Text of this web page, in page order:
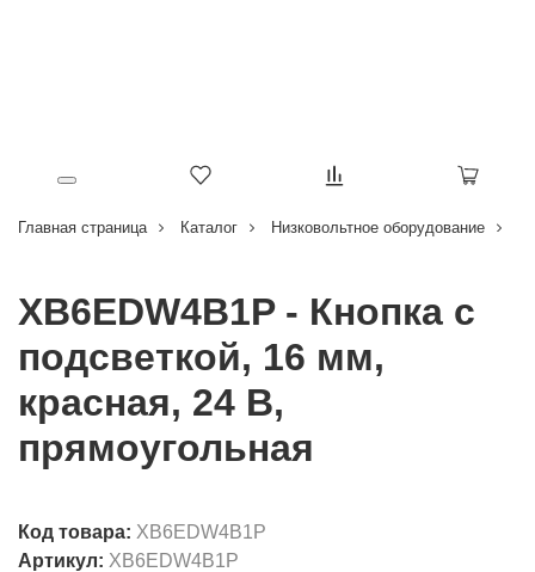
Главная страница Каталог Низковольтное оборудование
XB6EDW4B1P - Кнопка с
подсветкой, 16 мм,
красная, 24 В,
прямоугольная
Код товара: XB6EDW4B1P
Артикул: XB6EDW4B1P